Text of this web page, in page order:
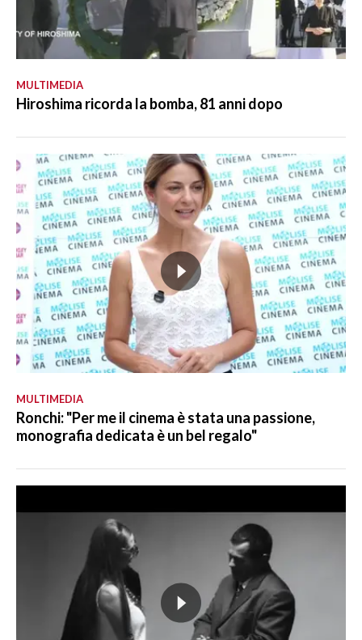
MULTIMEDIA
Hiroshima ricorda la bomba, 81 anni dopo
MULTIMEDIA
Ronchi: "Per me il cinema è stata una passione,
monografia dedicata è un bel regalo"